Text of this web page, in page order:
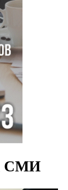
50% по